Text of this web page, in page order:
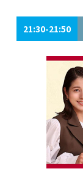
21:30-21:50